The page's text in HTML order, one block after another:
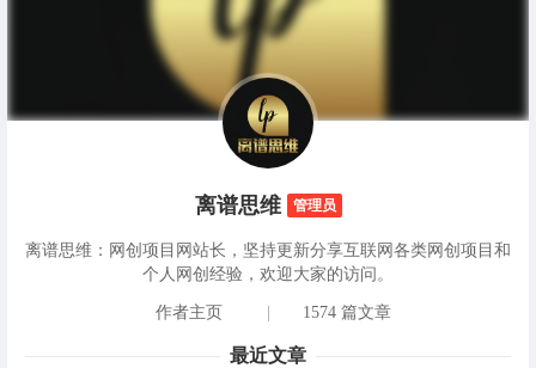
离谱思维 管理员
离谱思维：网创项目网站长，坚持更新分享互联网各类网创项目和
个人网创经验，欢迎大家的访问。
作者主页 1574 篇文章
最近文章